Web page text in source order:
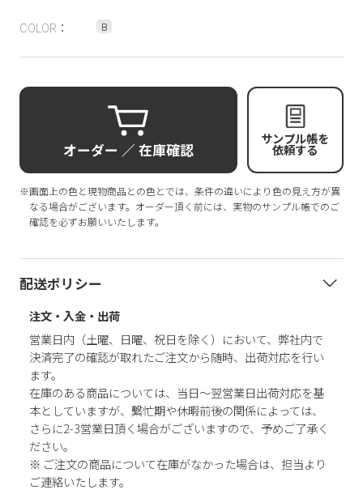
COLOR： B
オーダー ／ 在庫確認
サンプル帳を
依頼する
※画面上の色と現物商品との色とでは、条件の違いにより色の見え方が異
なる場合がございます。オーダー頂く前には、実物のサンプル帳でのご
確認を必ずお願いいたします。
配送ポリシー
注文・入金・出荷
営業日内（土曜、日曜、祝日を除く）において、弊社内で
決済完了の確認が取れたご注文から随時、出荷対応を行い
ます。
在庫のある商品については、当日～翌営業日出荷対応を基
本としていますが、繫忙期や休暇前後の関係によっては、
さらに2-3営業日頂く場合がございますので、予めご了承く
ださい。
※ ご注文の商品について在庫がなかった場合は、担当より
ご連絡いたします。